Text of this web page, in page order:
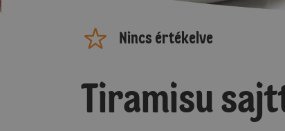
Nincs értékelve
Tiramisu